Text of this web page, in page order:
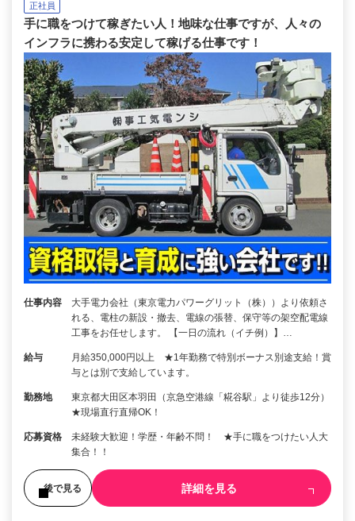
正社員
手に職をつけて稼ぎたい人！地味な仕事ですが、人々の
インフラに携わる安定して稼げる仕事です！
仕事内容
大手電力会社（東京電力パワーグリット（株））より依頼さ
れる、電柱の新設・撤去、電線の張替、保守等の架空配電線
工事をお任せします。 【一日の流れ（イチ例）】…
給与
月給350,000円以上 ★1年勤務で特別ボーナス別途支給！賞
与とは別で支給しています。
勤務地
東京都大田区本羽田（京急空港線「糀谷駅」より徒歩12分）
★現場直行直帰OK！
応募資格
未経験大歓迎！学歴・年齢不問！ ★手に職をつけたい人大
集合！！
後で見る 詳細を見る